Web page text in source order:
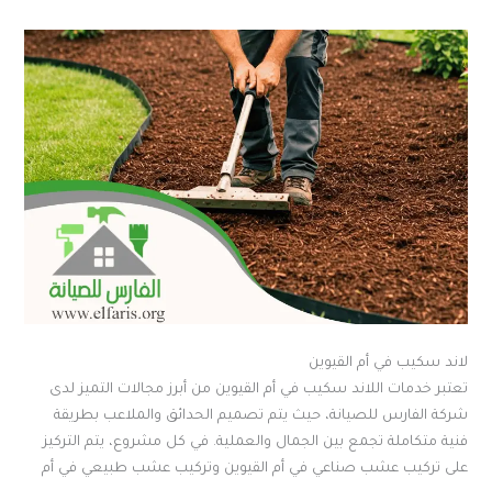
لاند سكيب في أم القيوين
تعتبر خدمات اللاند سكيب في أم القيوين من أبرز مجالات التميز لدى
شركة الفارس للصيانة، حيث يتم تصميم الحدائق والملاعب بطريقة
فنية متكاملة تجمع بين الجمال والعملية. في كل مشروع، يتم التركيز
على تركيب عشب صناعي في أم القيوين وتركيب عشب طبيعي في أم